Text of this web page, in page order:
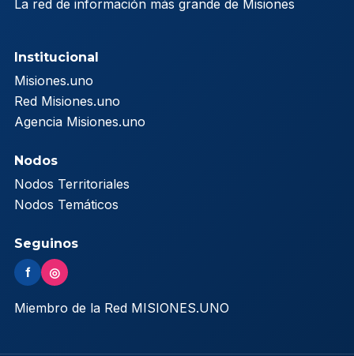
La red de información más grande de Misiones
Institucional
Misiones.uno
Red Misiones.uno
Agencia Misiones.uno
Nodos
Nodos Territoriales
Nodos Temáticos
Seguinos
f ◎
Miembro de la Red MISIONES.UNO